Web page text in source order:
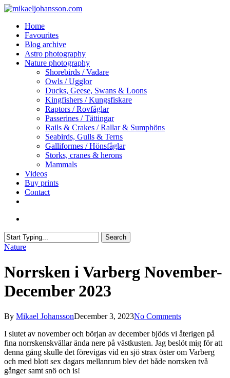
Skip
main
content
search
Menu
Home
Favourites
Blog archive
Astro photography
Nature photography
Shorebirds / Vadare
Owls / Ugglor
Ducks, Geese, Swans & Loons
Kingfishers / Kungsfiskare
Raptors / Rovfåglar
Passerines / Tättingar
Rails & Crakes / Rallar & Sumphöns
Seabirds, Gulls & Terns
Galliformes / Hönsfåglar
Storks, cranes & herons
Mammals
Videos
Buy prints
Contact
Search
Close
Nature
Norrsken i Varberg November-
December 2023
By Mikael JohanssonDecember 3, 2023No Comments
I slutet av november och början av december bjöds vi återigen på
fina norrskenskvällar ända nere på västkusten. Jag beslöt mig för att
denna gång skulle det förevigas vid en sjö strax öster om Varberg
och med blott sex dagars mellanrum blev det både norrsken två
gånger samt snö och is!